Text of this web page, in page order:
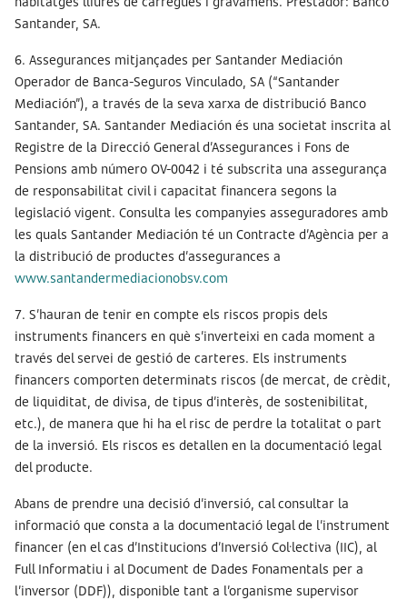
Santander, SA.
6. Assegurances mitjançades per Santander Mediación
Operador de Banca-Seguros Vinculado, SA (“Santander
Mediación”), a través de la seva xarxa de distribució Banco
Santander, SA. Santander Mediación és una societat inscrita al
Registre de la Direcció General d’Assegurances i Fons de
Pensions amb número OV-0042 i té subscrita una assegurança
de responsabilitat civil i capacitat financera segons la
legislació vigent. Consulta les companyies asseguradores amb
les quals Santander Mediación té un Contracte d’Agència per a
la distribució de productes d’assegurances a
www.santandermediacionobsv.com
7. S’hauran de tenir en compte els riscos propis dels
instruments financers en què s’inverteixi en cada moment a
través del servei de gestió de carteres. Els instruments
financers comporten determinats riscos (de mercat, de crèdit,
de liquiditat, de divisa, de tipus d’interès, de sostenibilitat,
etc.), de manera que hi ha el risc de perdre la totalitat o part
de la inversió. Els riscos es detallen en la documentació legal
del producte.
Abans de prendre una decisió d’inversió, cal consultar la
informació que consta a la documentació legal de l’instrument
financer (en el cas d’Institucions d’Inversió Col·lectiva (IIC), al
Full Informatiu i al Document de Dades Fonamentals per a
l’inversor (DDF)), disponible tant a l’organisme supervisor